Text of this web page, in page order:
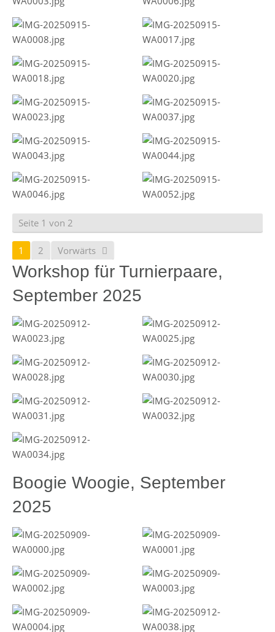
Seite 1 von 2
1 2 Vorwärts
Workshop für Turnierpaare,
September 2025
Boogie Woogie, September
2025